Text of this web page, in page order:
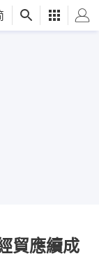
貿應續成